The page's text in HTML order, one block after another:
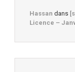
Hassan dans
Licence –